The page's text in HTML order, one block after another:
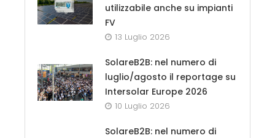
utilizzabile anche su impianti
FV
13 Luglio 2026
SolareB2B: nel numero di
luglio/agosto il reportage su
Intersolar Europe 2026
10 Luglio 2026
SolareB2B: nel numero di